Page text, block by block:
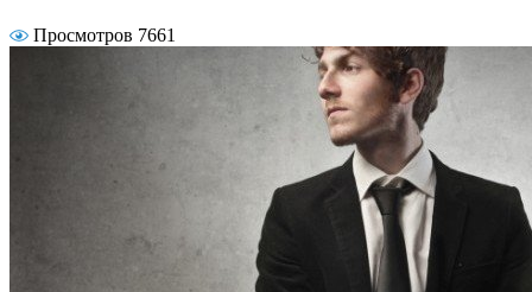
Просмотров 7661